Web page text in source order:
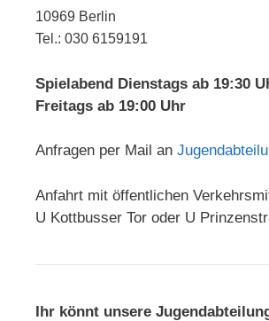
10969 Berlin
Tel.: 030 6159191
Spielabend Dienstags ab 19:30
Freitags ab 19:00 Uhr
Anfragen per Mail an
Anfahrt mit öffentlichen
U Kottbusser Tor oder U
Ihr könnt unsere